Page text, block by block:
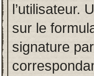
l’utilisateur.
sur le
signature